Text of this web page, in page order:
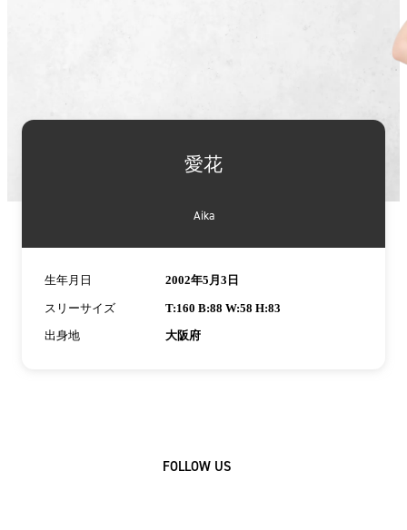
愛花
Aika
生年月日 2002年5月3日
スリーサイズ T:160 B:88 W:58 H:83
出身地 大阪府
FOLLOW US